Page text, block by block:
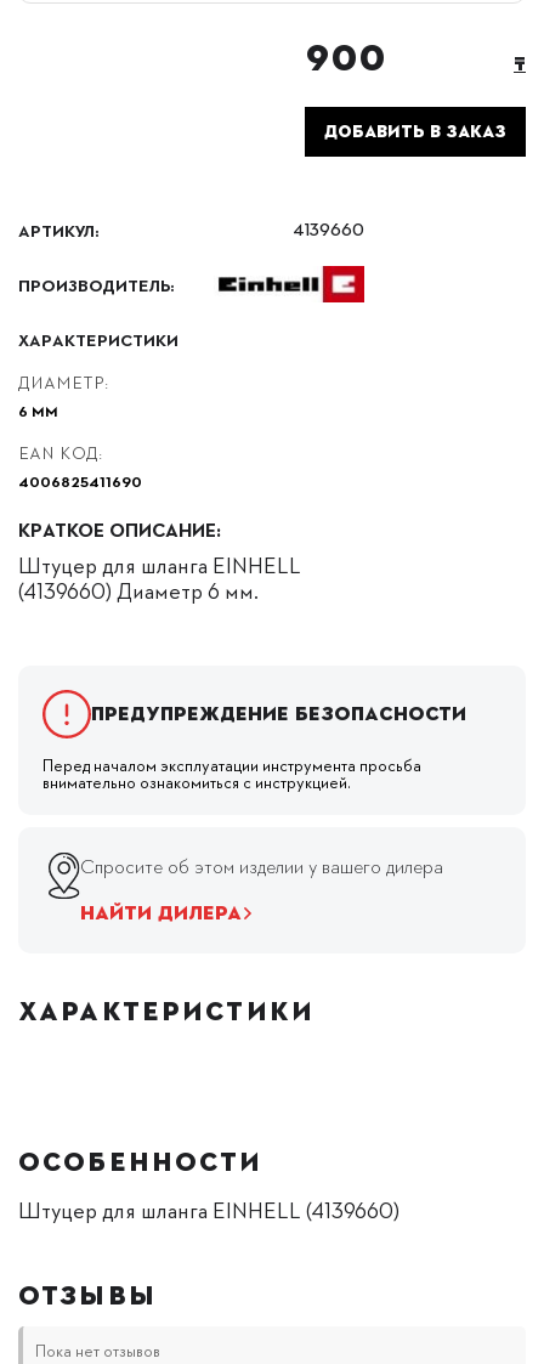
900 ₸
ДОБАВИТЬ В ЗАКАЗ
АРТИКУЛ: 4139660
ПРОИЗВОДИТЕЛЬ:
ХАРАКТЕРИСТИКИ
ДИАМЕТР:
6 ММ
EAN КОД:
4006825411690
КРАТКОЕ ОПИСАНИЕ:
Штуцер для шланга EINHELL
(4139660) Диаметр 6 мм.
Предупреждение безопасности
Перед началом эксплуатации инструмента просьба
внимательно ознакомиться с инструкцией.
Спросите об этом изделии у вашего дилера
НАЙТИ ДИЛЕРА
ХАРАКТЕРИСТИКИ
ОСОБЕННОСТИ
Штуцер для шланга EINHELL (4139660)
ОТЗЫВЫ
Пока нет отзывов